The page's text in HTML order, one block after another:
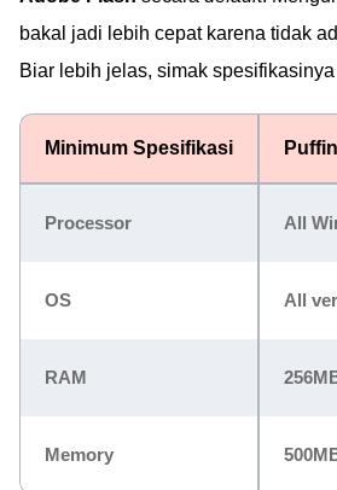
bakal jadi lebih cepat karena tidak
Biar lebih jelas, simak
Minimum Spesifikasi
Processor All
OS All
RAM
Memory